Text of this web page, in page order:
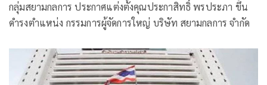
กลุ่มสยามกลการ ประกาศแต่งตั้งคุณประกาสิทธิ์ พรประภา ขึ้น
ดำรงตำแหน่ง กรรมการผู้จัดการใหญ่ บริษัท สยามกลการ จำกัด